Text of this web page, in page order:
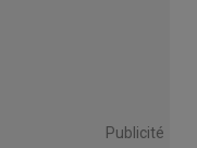
Publicité